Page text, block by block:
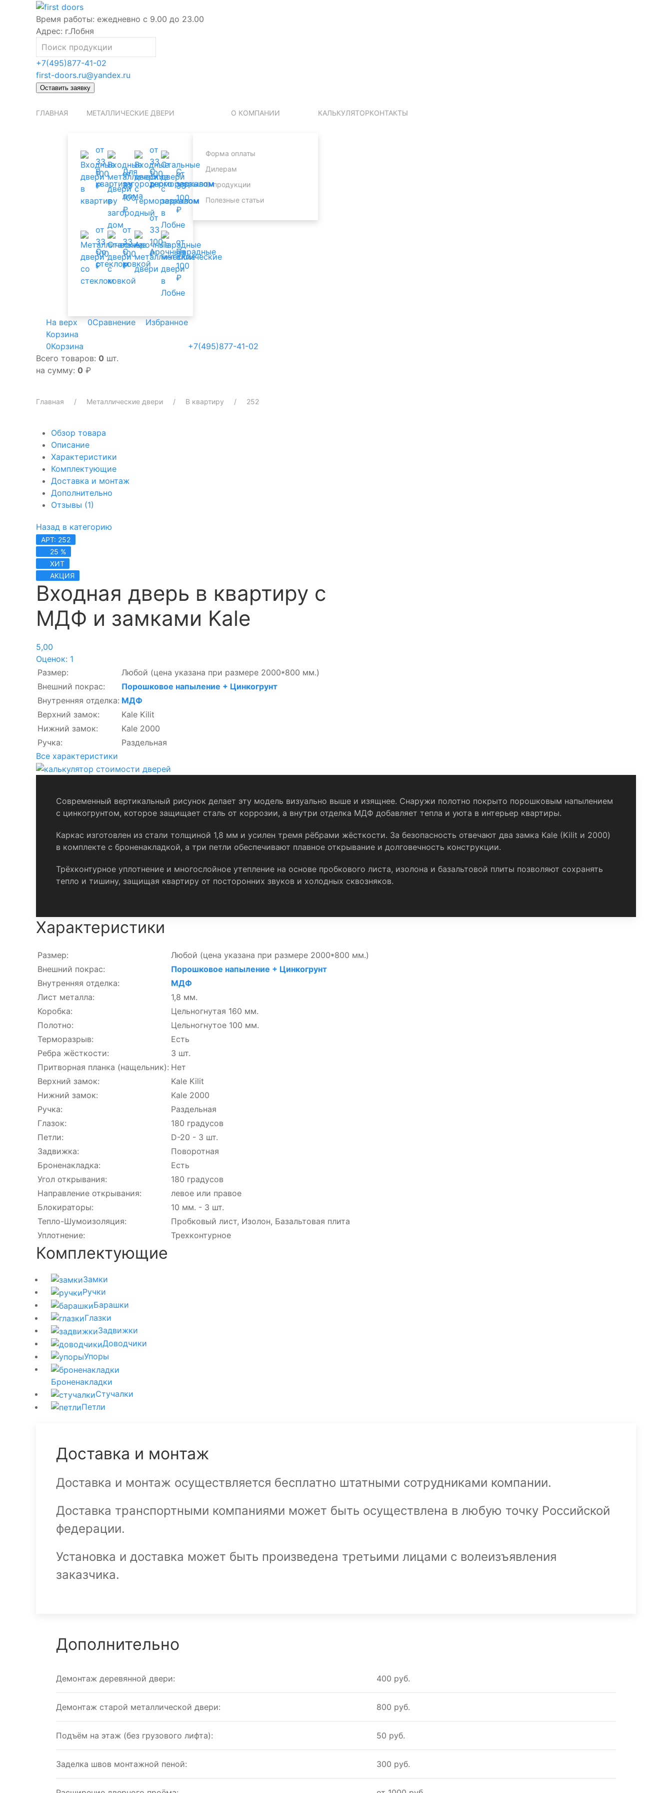
Время работы: ежедневно с 9.00 до 23.00
Адрес: г.Лобня
+7(495)877-41-02
first-doors.ru@yandex.ru
Оставить заявку
ГЛАВНАЯ МЕТАЛЛИЧЕСКИЕ ДВЕРИ
В
квартиру
от
33
100
₽
Для
загородного
дома
от
33
100
₽
С
терморазрывом
от
33
100
₽
С
зеркалом
от
33
100
₽
Со
стеклом
от
33
100
₽
С
ковкой
от
33
100
₽
Арочные
от
33
100
₽
Парадные
от
33
100
₽
О КОМПАНИИ
Форма оплаты
Дилерам
О продукции
Полезные статьи
КАЛЬКУЛЯТОРКОНТАКТЫ
На верх 0Сравнение
Избранное
Корзина
0Корзина
Всего товаров: 0 шт.
на сумму: 0 ₽
+7(495)877-41-02
Главная Металлические двери В квартиру 252
Обзор товара
Описание
Характеристики
Комплектующие
Доставка и монтаж
Дополнительно
Отзывы (1)
Назад в категорию
АРТ: 252
25 %
ХИТ
АКЦИЯ
Входная дверь в квартиру с
МДФ и замками Kale
5,00
Оценок: 1
Размер:
Любой (цена указана при размере 2000*800 мм.)
Внешний покрас:
Порошковое напыление + Цинкогрунт
Внутренняя отделка: МДФ
Верхний замок:
Kale Kilit
Нижний замок:
Kale 2000
Ручка:
Раздельная
Все характеристики
Современный вертикальный рисунок делает эту модель визуально выше и изящнее. Снаружи полотно покрыто порошковым напылением
с цинкогрунтом, которое защищает сталь от коррозии, а внутри отделка МДФ добавляет тепла и уюта в интерьер квартиры.
Каркас изготовлен из стали толщиной 1,8 мм и усилен тремя рёбрами жёсткости. За безопасность отвечают два замка Kale (Kilit и 2000)
в комплекте с броненакладкой, а три петли обеспечивают плавное открывание и долговечность конструкции.
Трёхконтурное уплотнение и многослойное утепление на основе пробкового листа, изолона и базальтовой плиты позволяют сохранять
тепло и тишину, защищая квартиру от посторонних звуков и холодных сквозняков.
Характеристики
Размер: Любой (цена указана при размере 2000*800 мм.)
Внешний покрас:
Порошковое напыление + Цинкогрунт
Внутренняя отделка:
МДФ
Лист металла:
1,8 мм.
Коробка:
Цельногнутая 160 мм.
Полотно:
Цельногнутое 100 мм.
Терморазрыв:
Есть
Ребра жёсткости:
3 шт.
Притворная планка (нащельник): Нет
Верхний замок:
Kale Kilit
Нижний замок:
Kale 2000
Ручка:
Раздельная
Глазок:
180 градусов
Петли:
D-20 - 3 шт.
Задвижка:
Поворотная
Броненакладка:
Есть
Угол открывания:
180 градусов
Направление открывания:
левое или правое
Блокираторы:
10 мм. - 3 шт.
Тепло-Шумоизоляция:
Пробковый лист, Изолон, Базальтовая плита
Уплотнение:
Трехконтурное
Комплектующие
Замки
Ручки
Барашки
Глазки
Задвижки
Доводчики
Упоры
Броненакладки
Стучалки
Петли
Доставка и монтаж
Доставка и монтаж осуществляется бесплатно штатными сотрудниками компании.
Доставка транспортными компаниями может быть осуществлена в любую точку Российской
федерации.
Установка и доставка может быть произведена третьими лицами с волеизъявления
заказчика.
Дополнительно
Демонтаж деревянной двери: 400 руб.
Демонтаж старой металлической двери: 800 руб.
Подъём на этаж (без грузового лифта): 50 руб.
Заделка швов монтажной пеной: 300 руб.